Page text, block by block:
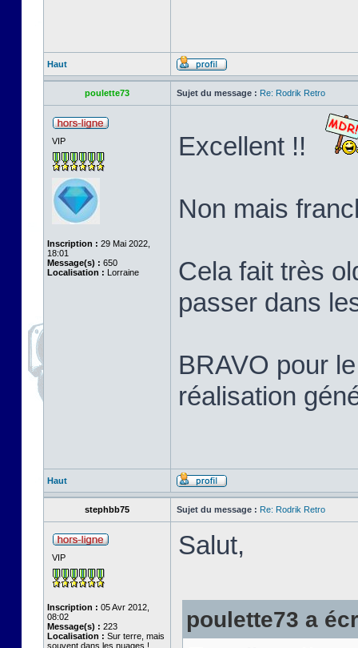
Haut
poulette73 Sujet du message : Re: Rodrik Retro
VIP
Inscription : 29 Mai 2022,
18:01
Message(s) : 650
Localisation : Lorraine
Excellent !!
Non mais
Cela fait très
passer dans
BRAVO pour
réalisation
Haut
stephbb75 Sujet du message : Re: Rodrik Retro
VIP
Inscription : 05 Avr 2012,
08:02
Message(s) : 223
Localisation : Sur terre, mais
souvent dans les nuages !
Salut,
poulette73 a